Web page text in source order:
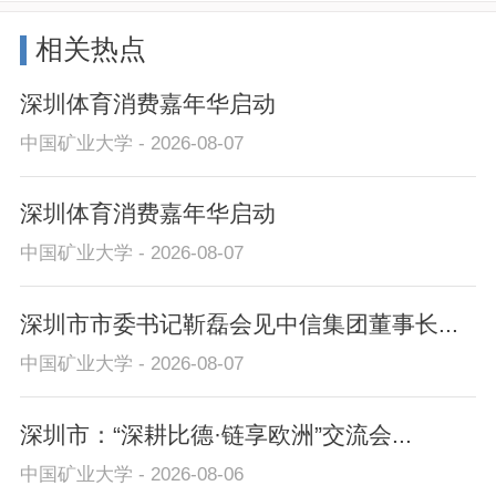
相关热点
深圳体育消费嘉年华启动
中国矿业大学 - 2026-08-07
深圳体育消费嘉年华启动
中国矿业大学 - 2026-08-07
深圳市市委书记靳磊会见中信集团董事长...
中国矿业大学 - 2026-08-07
深圳市：“深耕比德·链享欧洲”交流会...
中国矿业大学 - 2026-08-06